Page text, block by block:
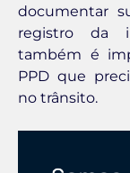
documentar
registro da
também é
PPD que
no trânsito.